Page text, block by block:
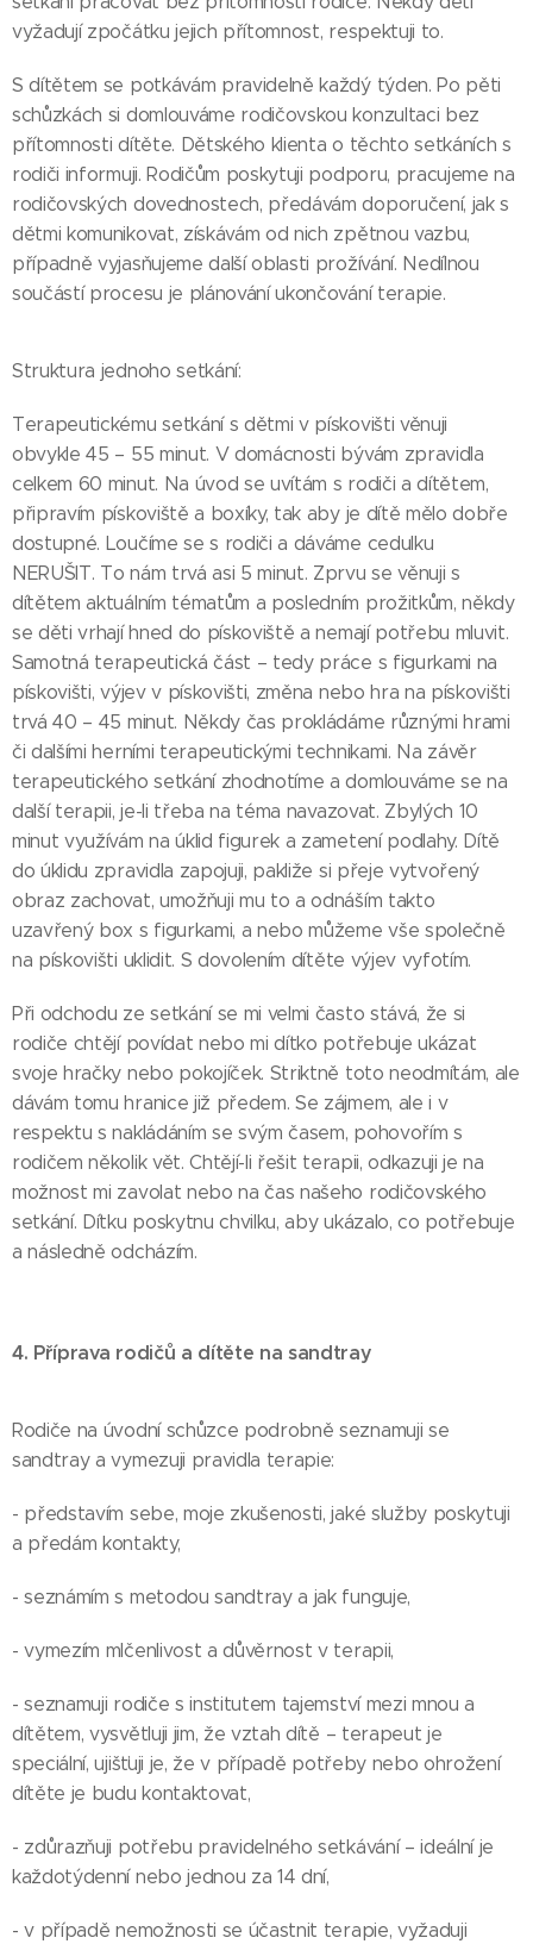
vyžadují zpočátku jejich přítomnost, respektuji to.
S dítětem se potkávám pravidelně každý týden. Po pěti
schůzkách si domlouváme rodičovskou konzultaci bez
přítomnosti dítěte. Dětského klienta o těchto setkáních s
rodiči informuji. Rodičům poskytuji podporu, pracujeme na
rodičovských dovednostech, předávám doporučení, jak s
dětmi komunikovat, získávám od nich zpětnou vazbu,
případně vyjasňujeme další oblasti prožívání. Nedílnou
součástí procesu je plánování ukončování terapie.
Struktura jednoho setkání:
Terapeutickému setkání s dětmi v pískovišti věnuji
obvykle 45 – 55 minut. V domácnosti bývám zpravidla
celkem 60 minut. Na úvod se uvítám s rodiči a dítětem,
připravím pískoviště a boxíky, tak aby je dítě mělo dobře
dostupné. Loučíme se s rodiči a dáváme cedulku
NERUŠIT. To nám trvá asi 5 minut. Zprvu se věnuji s
dítětem aktuálním tématům a posledním prožitkům, někdy
se děti vrhají hned do pískoviště a nemají potřebu mluvit.
Samotná terapeutická část – tedy práce s figurkami na
pískovišti, výjev v pískovišti, změna nebo hra na pískovišti
trvá 40 – 45 minut. Někdy čas prokládáme různými hrami
či dalšími herními terapeutickými technikami. Na závěr
terapeutického setkání zhodnotíme a domlouváme se na
další terapii, je-li třeba na téma navazovat. Zbylých 10
minut využívám na úklid figurek a zametení podlahy. Dítě
do úklidu zpravidla zapojuji, pakliže si přeje vytvořený
obraz zachovat, umožňuji mu to a odnáším takto
uzavřený box s figurkami, a nebo můžeme vše společně
na pískovišti uklidit. S dovolením dítěte výjev vyfotím.
Při odchodu ze setkání se mi velmi často stává, že si
rodiče chtějí povídat nebo mi dítko potřebuje ukázat
svoje hračky nebo pokojíček. Striktně toto neodmítám, ale
dávám tomu hranice již předem. Se zájmem, ale i v
respektu s nakládáním se svým časem, pohovořím s
rodičem několik vět. Chtějí-li řešit terapii, odkazuji je na
možnost mi zavolat nebo na čas našeho rodičovského
setkání. Dítku poskytnu chvilku, aby ukázalo, co potřebuje
a následně odcházím.
4. Příprava rodičů a dítěte na sandtray
Rodiče na úvodní schůzce podrobně seznamuji se
sandtray a vymezuji pravidla terapie:
- představím sebe, moje zkušenosti, jaké služby poskytuji
a předám kontakty,
- seznámím s metodou sandtray a jak funguje,
- vymezím mlčenlivost a důvěrnost v terapii,
- seznamuji rodiče s institutem tajemství mezi mnou a
dítětem, vysvětluji jim, že vztah dítě – terapeut je
speciální, ujišťuji je, že v případě potřeby nebo ohrožení
dítěte je budu kontaktovat,
- zdůrazňuji potřebu pravidelného setkávání – ideální je
každotýdenní nebo jednou za 14 dní,
- v případě nemožnosti se účastnit terapie, vyžaduji